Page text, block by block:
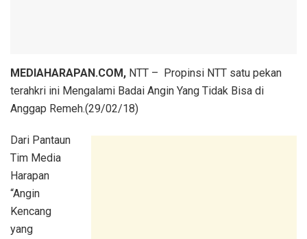
MEDIAHARAPAN.COM, NTT – Propinsi NTT satu pekan
terahkri ini Mengalami Badai Angin Yang Tidak Bisa di
Anggap Remeh.(29/02/18)
Dari Pantaun
Tim Media
Harapan
“Angin
Kencang
yang